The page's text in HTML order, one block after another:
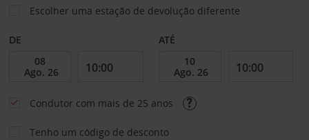
Escolher uma estação de devolução diferente
DE ATÉ
Condutor com mais de 25 anos
Tenho um código de desconto